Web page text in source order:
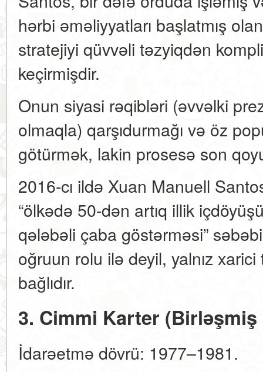
hərbi əməliyyatları başlatmış
stratejiyi qüvvəli təzyiqdən
keçirmişdir.
Onun siyasi rəqibləri (əvvəlki
olmaqla) qarşıdurmağı və öz
götürmək, lakin prosesə son
2016-cı ildə Xuan Manuell
“ölkədə 50-dən artıq illik
qələbəli çaba göstərməsi”
oğruun rolu ilə deyil, yalnız
bağlıdır.
3. Cimmi Karter
İdarəetmə dövrü: 1977–1981.